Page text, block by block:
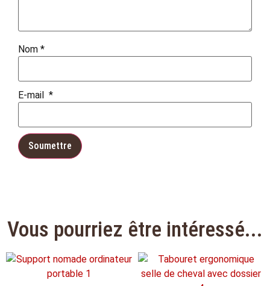
Nom *
E-mail *
Vous pourriez être intéressé...